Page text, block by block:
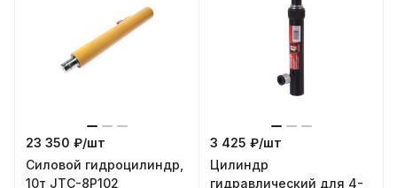
23 350 ₽/шт
Силовой гидроцилиндр,
10т JTC-8P102
3 425 ₽/шт
Цилиндр
гидравлический для 4-